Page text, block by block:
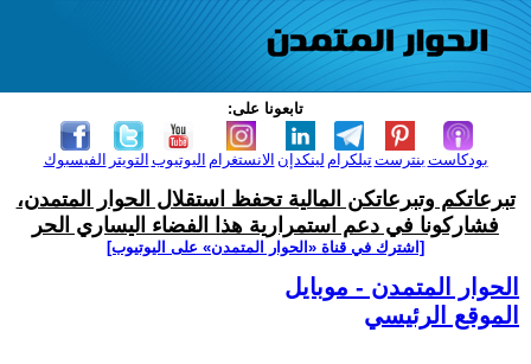
تابعونا على:
الفيسبوك التويتر اليوتيوب الانستغرام لينكدإن تيلكرامبنترست بودكاست
تبرعاتكم وتبرعاتكن المالية تحفظ استقلال الحوار المتمدن،
فشاركونا في دعم استمرارية هذا الفضاء اليساري الحر
[اشترك في قناة ‫«الحوار المتمدن» على اليوتيوب]
الحوار المتمدن - موبايل
الموقع الرئيسي